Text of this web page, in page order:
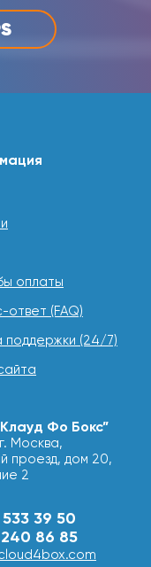
оплаты
ответ (FAQ)
поддержки (24/7)
Фо Бокс”
Москва,
проезд, дом 20,
2
39 50
86 85